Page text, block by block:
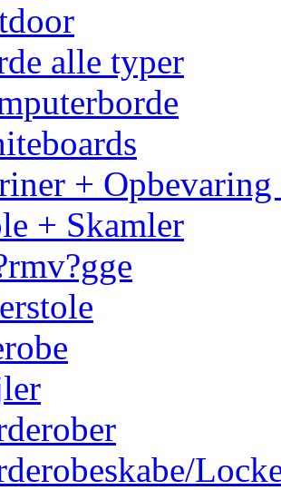
alle typer
+
+ Skamler